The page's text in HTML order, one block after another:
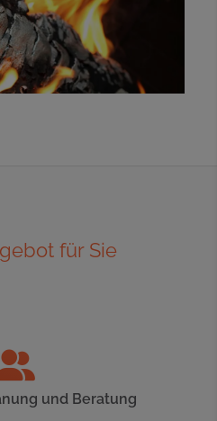
für Sie
und Beratung